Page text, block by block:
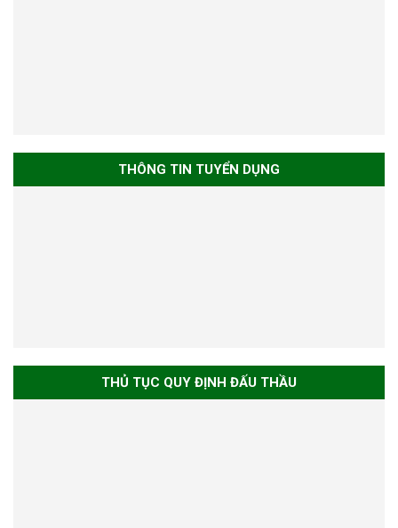
THÔNG TIN TUYỂN DỤNG
THỦ TỤC QUY ĐỊNH ĐẤU THẦU